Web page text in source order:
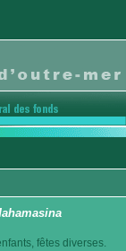
fêtes diverses.